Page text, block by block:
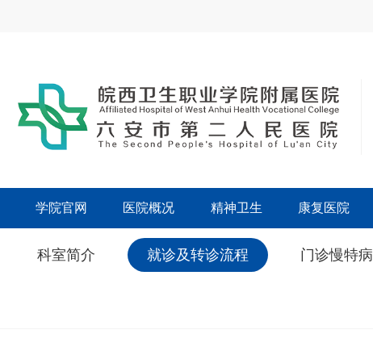
学院官网 医院概况 精神卫生 康复医院
科室简介 就诊及转诊流程 门诊慢特病